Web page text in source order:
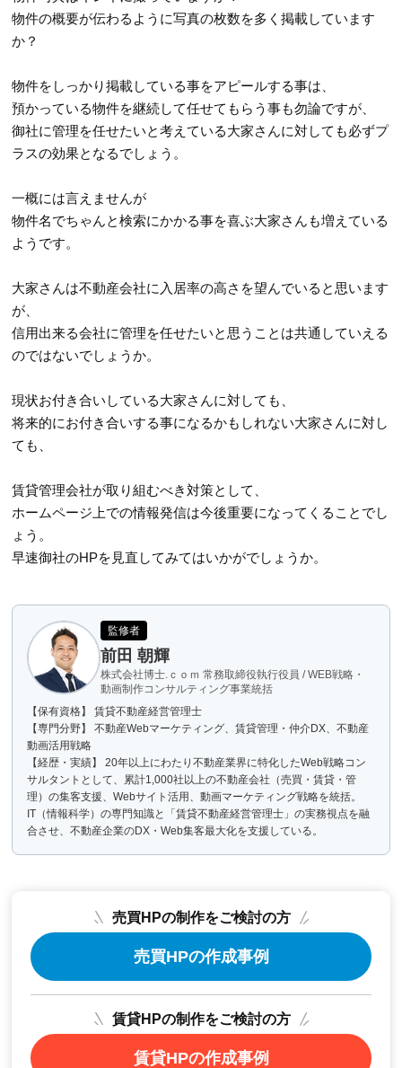
物件の概要が伝わるように写真の枚数を多く掲載しています
か？
物件をしっかり掲載している事をアピールする事は、
預かっている物件を継続して任せてもらう事も勿論ですが、
御社に管理を任せたいと考えている大家さんに対しても必ずプ
ラスの効果となるでしょう。
一概には言えませんが
物件名でちゃんと検索にかかる事を喜ぶ大家さんも増えている
ようです。
大家さんは不動産会社に入居率の高さを望んでいると思います
が、
信用出来る会社に管理を任せたいと思うことは共通していえる
のではないでしょうか。
現状お付き合いしている大家さんに対しても、
将来的にお付き合いする事になるかもしれない大家さんに対し
ても、
賃貸管理会社が取り組むべき対策として、
ホームページ上での情報発信は今後重要になってくることでし
ょう。
早速御社のHPを見直してみてはいかがでしょうか。
監修者
前田 朝輝
株式会社博士.ｃｏｍ 常務取締役執行役員 / WEB戦略・
動画制作コンサルティング事業統括
【保有資格】 賃貸不動産経営管理士
【専門分野】 不動産Webマーケティング、賃貸管理・仲介DX、不動産
動画活用戦略
【経歴・実績】 20年以上にわたり不動産業界に特化したWeb戦略コン
サルタントとして、累計1,000社以上の不動産会社（売買・賃貸・管
理）の集客支援、Webサイト活用、動画マーケティング戦略を統括。
IT（情報科学）の専門知識と「賃貸不動産経営管理士」の実務視点を融
合させ、不動産企業のDX・Web集客最大化を支援している。
売買HPの制作をご検討の方
売買HPの作成事例
賃貸HPの制作をご検討の方
賃貸HPの作成事例